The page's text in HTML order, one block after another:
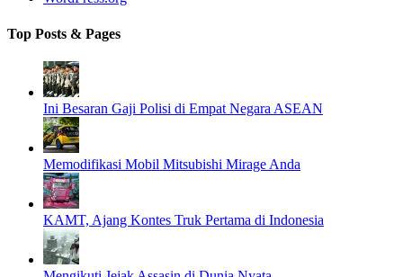
Top Posts & Pages
Ini Besaran Gaji Polisi di Empat Negara ASEAN
Memodifikasi Mobil Mitsubishi Mirage Anda
KAMT, Ajang Kontes Truk Pertama di Indonesia